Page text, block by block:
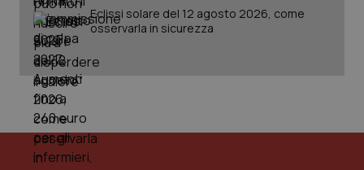
Eclissi solare del 12 agosto 2026, come
osservarla in sicurezza